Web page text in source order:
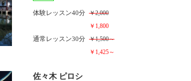
体験レッスン40分
￥2,000
￥1,800
通常レッスン30分
￥1,500～
￥1,425～
佐々木 ピロシ